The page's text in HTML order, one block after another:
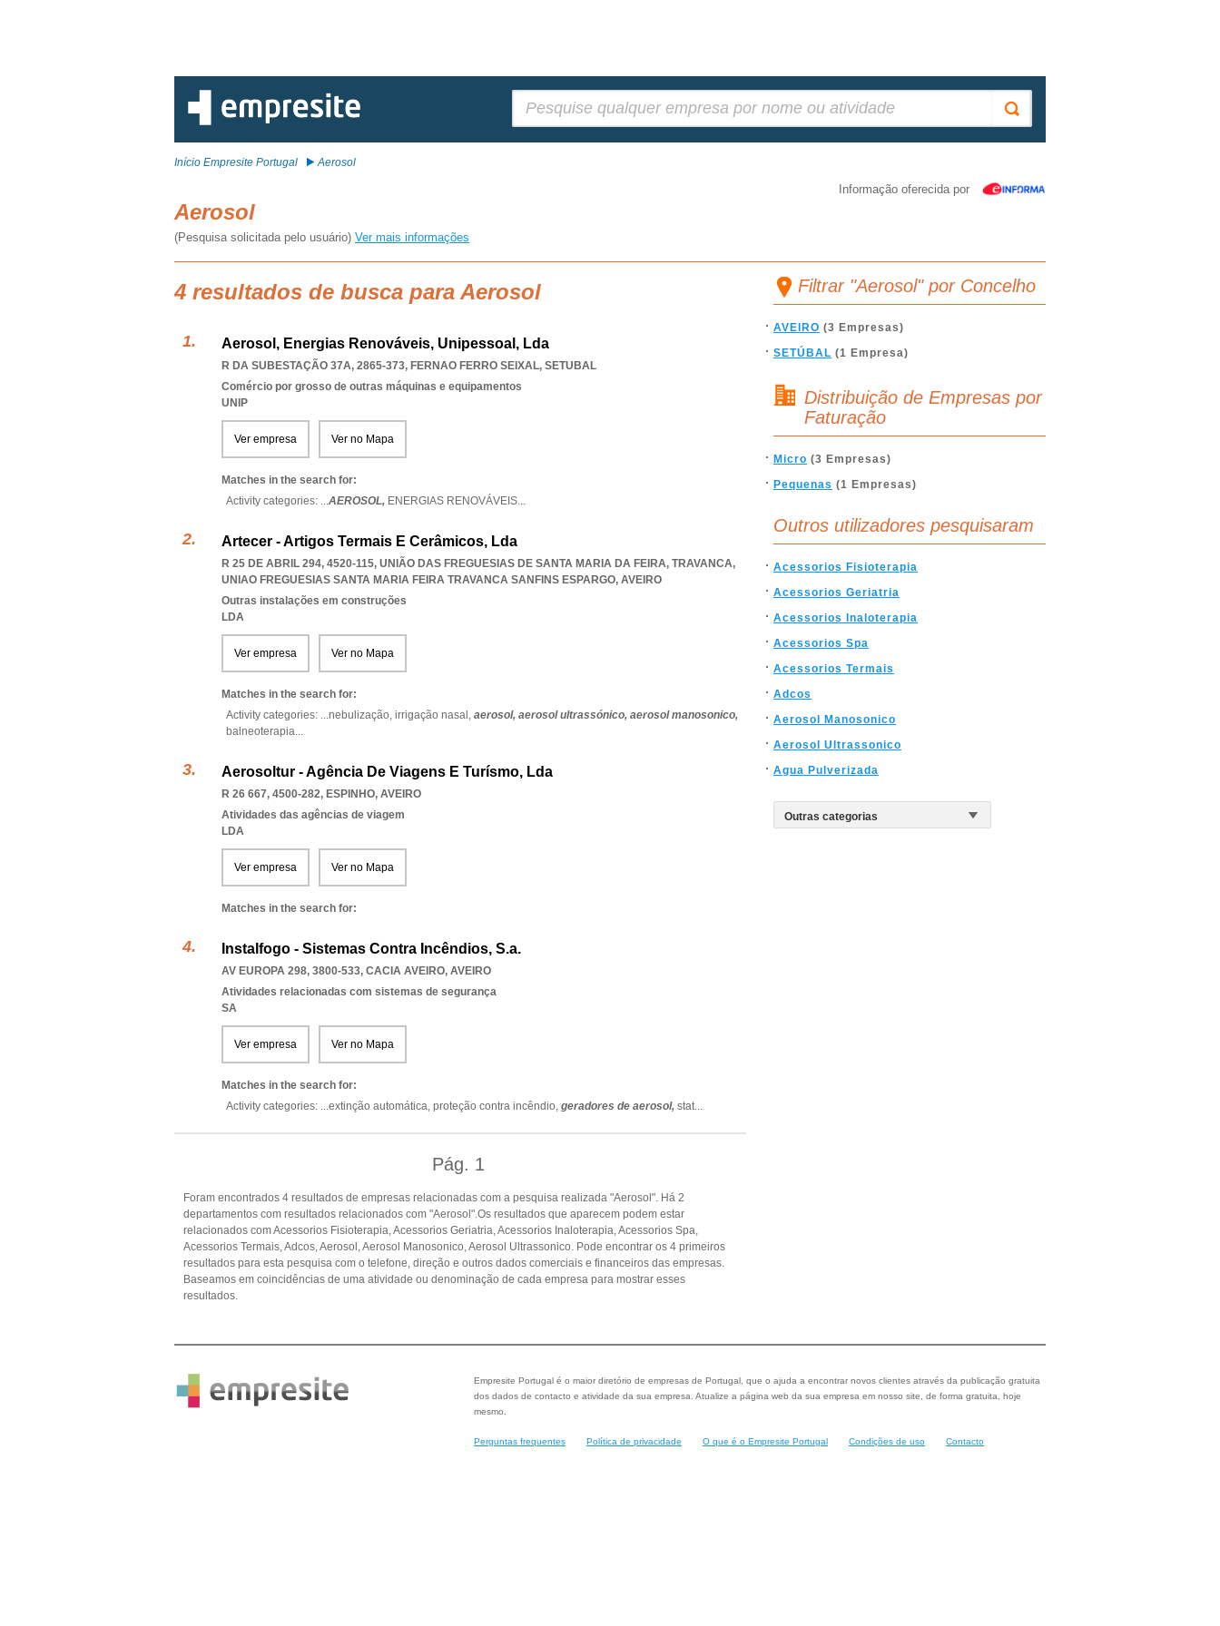
Início Empresite Portugal Aerosol
Informação oferecida por
Aerosol
(Pesquisa solicitada pelo usuário) Ver mais informações
4 resultados de busca para Aerosol
Aerosol, Energias Renováveis, Unipessoal, Lda
R DA SUBESTAÇÃO 37A, 2865-373, FERNAO FERRO SEIXAL, SETUBAL
Comércio por grosso de outras máquinas e equipamentos
UNIP
Ver empresa Ver no Mapa
Matches in the search for:
Activity categories: ...AEROSOL, ENERGIAS RENOVÁVEIS...
Artecer - Artigos Termais E Cerâmicos, Lda
R 25 DE ABRIL 294, 4520-115, UNIÃO DAS FREGUESIAS DE SANTA MARIA DA FEIRA, TRAVANCA,
UNIAO FREGUESIAS SANTA MARIA FEIRA TRAVANCA SANFINS ESPARGO, AVEIRO
Outras instalações em construções
LDA
Ver empresa Ver no Mapa
Matches in the search for:
Activity categories: ...nebulização, irrigação nasal, aerosol, aerosol ultrassónico, aerosol manosonico,
balneoterapia...
Aerosoltur - Agência De Viagens E Turísmo, Lda
R 26 667, 4500-282, ESPINHO, AVEIRO
Atividades das agências de viagem
LDA
Ver empresa Ver no Mapa
Matches in the search for:
Instalfogo - Sistemas Contra Incêndios, S.a.
AV EUROPA 298, 3800-533, CACIA AVEIRO, AVEIRO
Atividades relacionadas com sistemas de segurança
SA
Ver empresa Ver no Mapa
Matches in the search for:
Activity categories: ...extinção automática, proteção contra incêndio, geradores de aerosol, stat...
Pág. 1
Foram encontrados 4 resultados de empresas relacionadas com a pesquisa realizada "Aerosol". Há 2
departamentos com resultados relacionados com "Aerosol".Os resultados que aparecem podem estar
relacionados com Acessorios Fisioterapia, Acessorios Geriatria, Acessorios Inaloterapia, Acessorios Spa,
Acessorios Termais, Adcos, Aerosol, Aerosol Manosonico, Aerosol Ultrassonico. Pode encontrar os 4 primeiros
resultados para esta pesquisa com o telefone, direção e outros dados comerciais e financeiros das empresas.
Baseamos em coincidências de uma atividade ou denominação de cada empresa para mostrar esses
resultados.
Filtrar "Aerosol" por Concelho
AVEIRO (3 Empresas)
SETÚBAL (1 Empresa)
Distribuição de Empresas por
Faturação
Micro (3 Empresas)
Pequenas (1 Empresas)
Outros utilizadores pesquisaram
Acessorios Fisioterapia
Acessorios Geriatria
Acessorios Inaloterapia
Acessorios Spa
Acessorios Termais
Adcos
Aerosol Manosonico
Aerosol Ultrassonico
Agua Pulverizada
Empresite Portugal é o maior diretório de empresas de Portugal, que o ajuda a encontrar novos clientes através da publicação gratuita
dos dados de contacto e atividade da sua empresa. Atualize a página web da sua empresa em nosso site, de forma gratuita, hoje
mesmo.
Perguntas frequentes Política de privacidade O que é o Empresite Portugal Condições de uso Contacto